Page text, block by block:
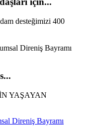
desteğimizi 400
YAŞAYAN
Direniş Bayramı